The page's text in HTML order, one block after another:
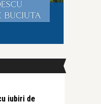
iubiri de